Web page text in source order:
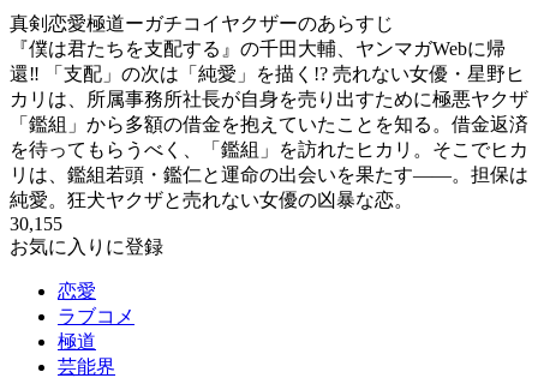
真剣恋愛極道ーガチコイヤクザーのあらすじ
『僕は君たちを支配する』の千田大輔、ヤンマガWebに帰
還‼ 「支配」の次は「純愛」を描く!? 売れない女優・星野ヒ
カリは、所属事務所社長が自身を売り出すために極悪ヤクザ
「鑑組」から多額の借金を抱えていたことを知る。借金返済
を待ってもらうべく、「鑑組」を訪れたヒカリ。そこでヒカ
リは、鑑組若頭・鑑仁と運命の出会いを果たす――。担保は
純愛。狂犬ヤクザと売れない女優の凶暴な恋。
30,155
お気に入りに登録
恋愛
ラブコメ
極道
芸能界